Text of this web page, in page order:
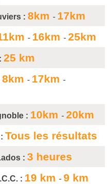
: 8km - 17km
- 16km - 25km
25 km
8km - 17km -
: 10km - 20km
Tous les résultats
: 3 heures
: 19 km - 9 km